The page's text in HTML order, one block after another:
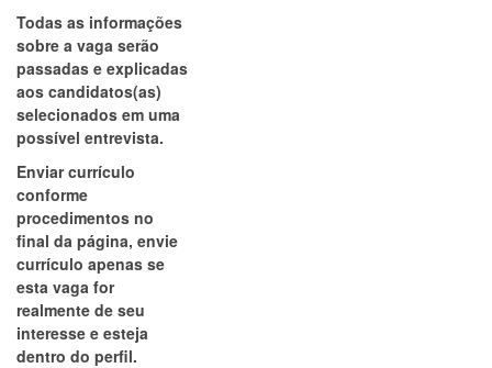
Todas as informações
sobre a vaga serão
passadas e explicadas
aos candidatos(as)
selecionados em uma
possível entrevista.
Enviar currículo
conforme
procedimentos no
final da página, envie
currículo apenas se
esta vaga for
realmente de seu
interesse e esteja
dentro do perfil.